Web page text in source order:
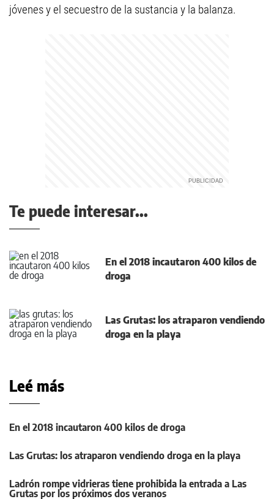
jóvenes y el secuestro de la sustancia y la balanza.
Te puede interesar...
En el 2018 incautaron 400 kilos de
droga
Las Grutas: los atraparon vendiendo
droga en la playa
Leé más
En el 2018 incautaron 400 kilos de droga
Las Grutas: los atraparon vendiendo droga en la playa
Ladrón rompe vidrieras tiene prohibida la entrada a Las
Grutas por los próximos dos veranos